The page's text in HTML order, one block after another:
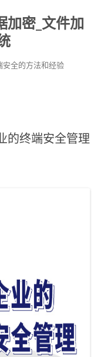
加密_文件加
全的方法和经验
的终端安全管理